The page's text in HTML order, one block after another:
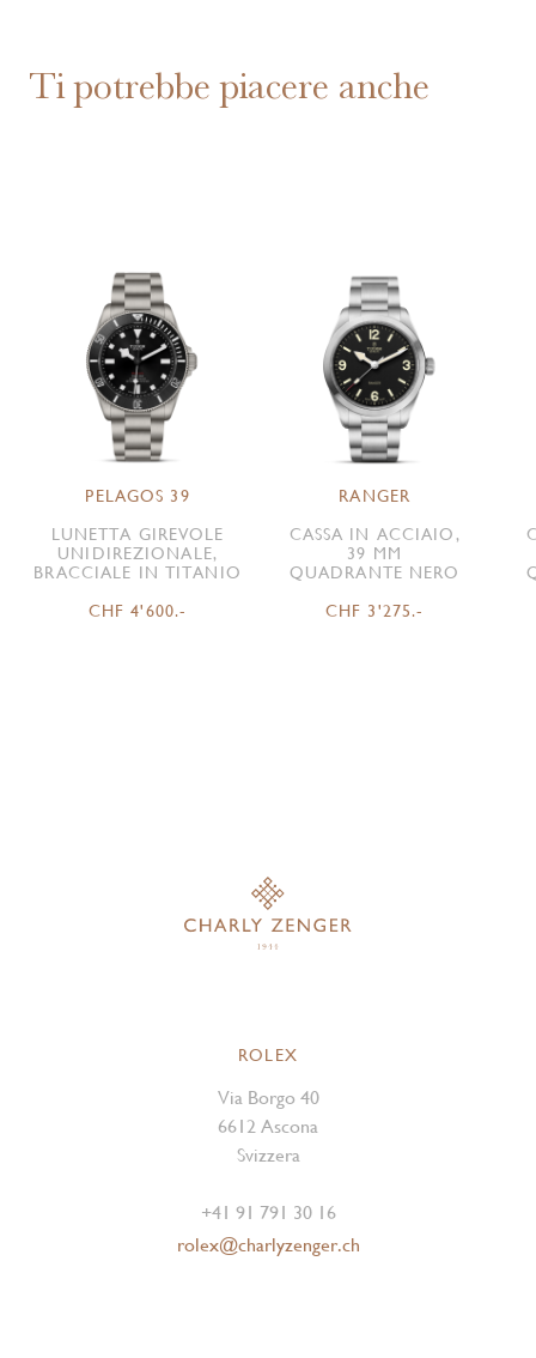
Ti potrebbe piacere anche
PELAGOS 39
LUNETTA GIREVOLE
UNIDIREZIONALE,
BRACCIALE IN TITANIO
CHF 4'600.-
RANGER
CASSA IN ACCIAIO,
39 MM
QUADRANTE NERO
CHF 3'275.-
ROLEX
Via Borgo 40
6612 Ascona
Svizzera
+41 91 791 30 16
rolex@charlyzenger.ch